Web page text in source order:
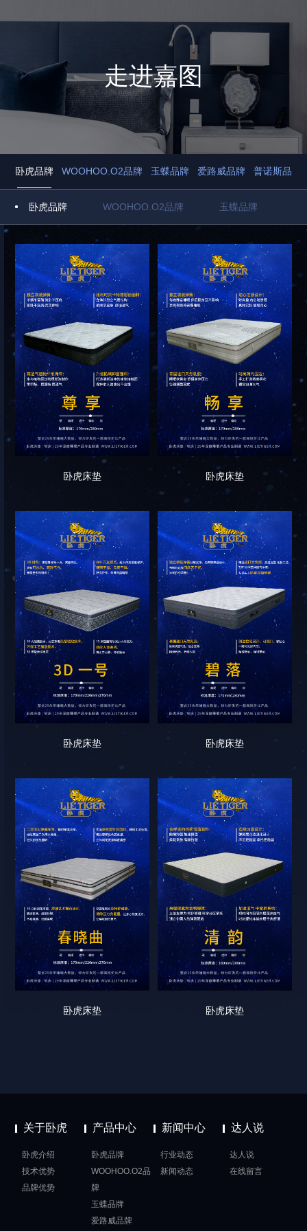
走进嘉图
卧虎品牌 WOOHOO.O2品牌 玉蝶品牌 爱路威品牌 普诺斯品牌
卧虎品牌 WOOHOO.O2品牌 玉蝶品牌
卧虎床垫 卧虎床垫
卧虎床垫 卧虎床垫
卧虎床垫 卧虎床垫
关于卧虎
卧虎介绍
技术优势
品牌优势
产品中心
卧虎品牌
WOOHOO.O2品
牌
玉蝶品牌
爱路威品牌
新闻中心
行业动态
新闻动态
达人说
达人说
在线留言